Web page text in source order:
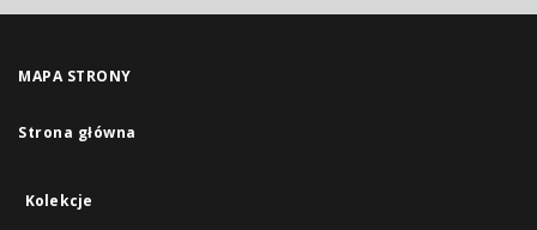
MAPA STRONY
Strona główna
Kolekcje